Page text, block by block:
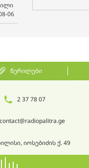
06
წერილები
2 37 78 07
contact@radiopalitra.ge
იოსებიძის ქ. 49